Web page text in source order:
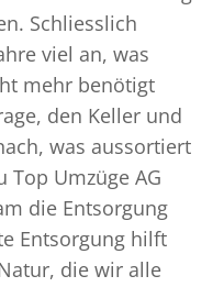
Schliesslich
viel an, was
mehr benötigt
den Keller und
was aussortiert
Top Umzüge AG
die Entsorgung
Entsorgung hilft
die wir alle